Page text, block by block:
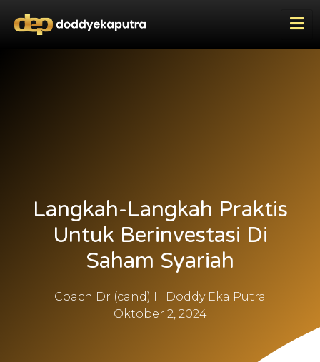
Langkah-Langkah Praktis
Untuk Berinvestasi Di
Saham Syariah
Coach Dr (cand) H Doddy Eka Putra
Oktober 2, 2024